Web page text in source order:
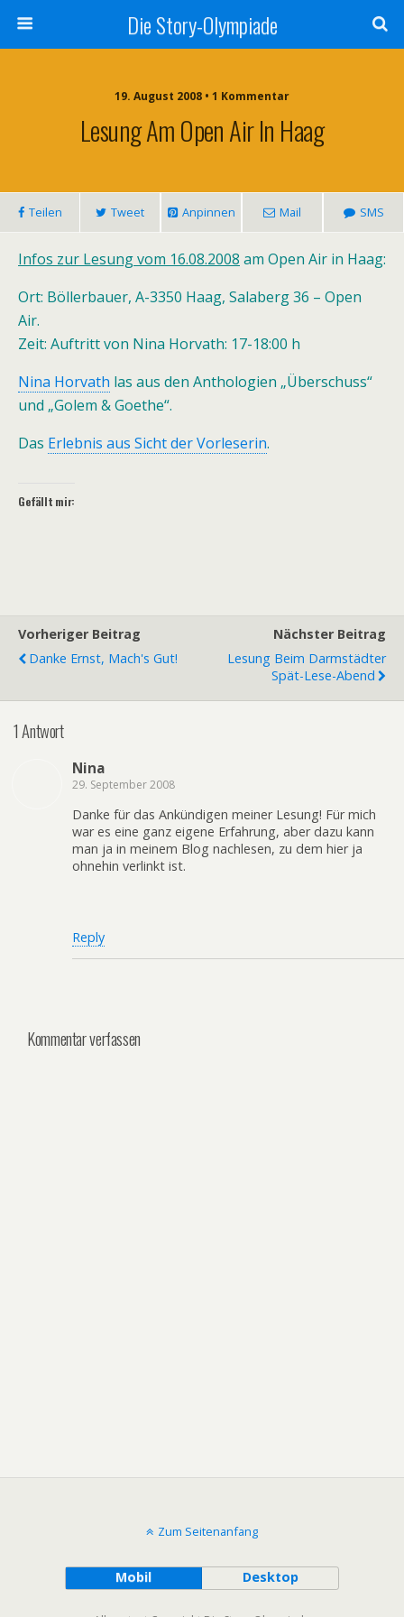
Die Story-Olympiade
19. August 2008 • 1 Kommentar
Lesung Am Open Air In Haag
Teilen Tweet Anpinnen Mail SMS
Infos zur Lesungvom 16.08.2008 am Open Air in Haag:
Ort: Böllerbauer, A-3350 Haag, Salaberg 36 – Open
Air.
Zeit: Auftritt von Nina Horvath: 17-18:00 h
Nina Horvath las aus den Anthologien „Überschuss“
und „Golem & Goethe“.
Das Erlebnis aus Sicht der Vorleserin.
Gefällt mir:
Vorheriger Beitrag
Danke Ernst, Mach's Gut!
Nächster Beitrag
Lesung Beim Darmstädter
Spät-Lese-Abend
1 Antwort
Nina
29. September 2008
Danke für das Ankündigen meiner Lesung! Für mich
war es eine ganz eigene Erfahrung, aber dazu kann
man ja in meinem Blog nachlesen, zu dem hier ja
ohnehin verlinkt ist.
Reply
Kommentar verfassen
Zum Seitenanfang
Mobil Desktop